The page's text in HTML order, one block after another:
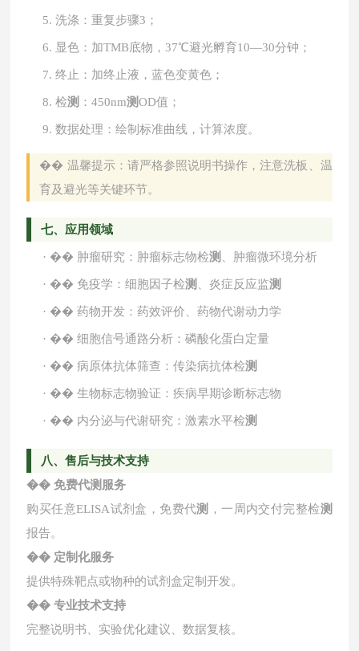
5.洗涤：重复步骤3；
6. 显色：加TMB底物，37℃避光孵育10—30分钟；
7.终止：加终止液，蓝色变黄色；
8.检测 ：450nm测OD值；
9.数据处理：绘制标准曲线，计算浓度。
�� 温馨提示：请严格参照说明书操作，注意洗板、温
育及避光等关键环节。
七、应用领域
· �� 肿瘤研究：肿瘤标志物检测 、肿瘤微环境分析
· �� 免疫学：细胞因子检测 、炎症反应监测
· �� 药物开发：药效评价、药物代谢动力学
· �� 细胞信号通路分析：磷酸化蛋白定量
· �� 病原体抗体筛查：传染病抗体检测
· �� 生物标志物验证：疾病早期诊断标志物
· �� 内分泌与代谢研究：激素水平检测
八、售后与技术支持
�� 免费代测 服务
购买任意ELISA试剂盒，免费代测 ，一周内交付完整检测
报告。
�� 定制化服务
提供特殊靶点或物种的试剂盒定制开发。
�� 专业技术支持
完整说明书、实验优化建议、数据复核。